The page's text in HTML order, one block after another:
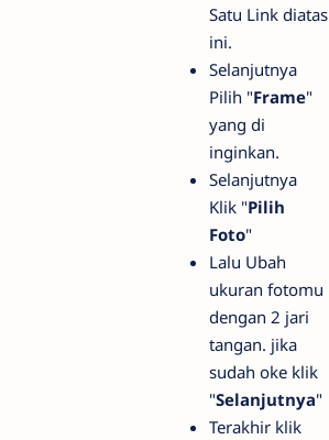
Satu Link diatas
ini.
Selanjutnya
Pilih "Frame"
yang di
inginkan.
Selanjutnya
Klik "Pilih
Foto"
Lalu Ubah
ukuran fotomu
dengan 2 jari
tangan. jika
sudah oke klik
"Selanjutnya"
Terakhir klik